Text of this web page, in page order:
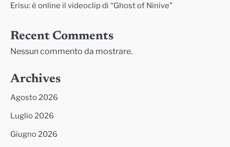
Erisu: è online il videoclip di “Ghost of Ninive”
Recent Comments
Nessun commento da mostrare.
Archives
Agosto 2026
Luglio 2026
Giugno 2026